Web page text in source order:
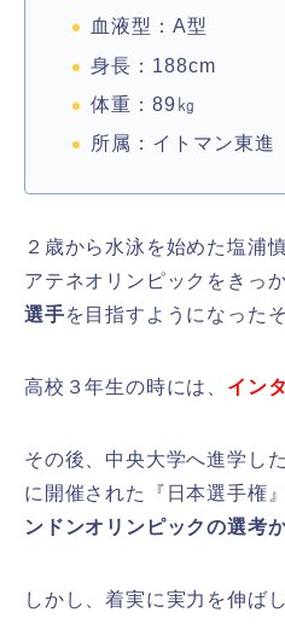
血液型：A型
身長：188cm
体重：89㎏
所属：イトマン東進
２歳から水泳を始めた塩浦
アテネオリンピックをきっか
選手を目指すようになった
高校３年生の時には、 イン
その後、中央大学へ進学し
に開催された『日本選手権
ンドンオリンピックの選考
しかし、着実に実力を伸ば